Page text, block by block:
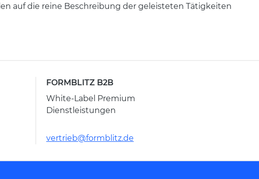
auf die reine Beschreibung der geleisteten Tätigkeiten
FORMBLITZ B2B
White-Label Premium
Dienstleistungen
vertrieb@formblitz.de